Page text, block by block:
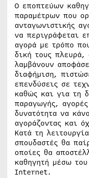
Ο εποπτεύων
παραμέτρων που
ανταγωνιστικής
να περιγράφεται
αγορά με τρόπο
δική τους πλευρά,
λαμβάνουν
διαφήμιση,
επενδύσεις σε
καθώς και για τη
παραγωγής,
δυνατότητα να
αγοράζοντας και
Κατά τη
σπουδαστές θα
οποίες θα
καθηγητή μέσω
Internet.